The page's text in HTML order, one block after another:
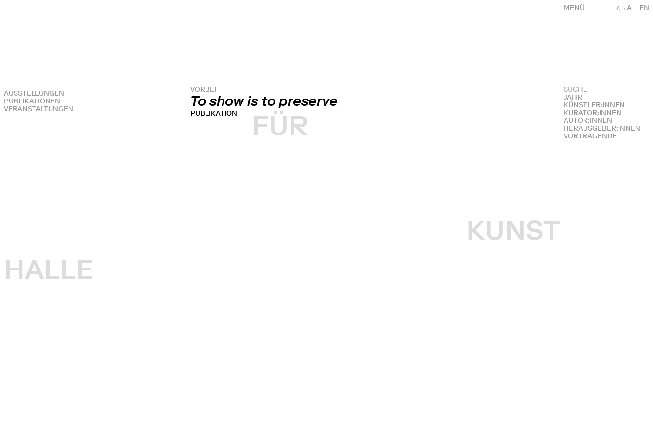
A →A EN
MENÜ
HALLE
FÜR
KUNST
AUSSTELLUNGEN
PUBLIKATIONEN
VERANSTALTUNGEN
JAHR
KÜNSTLER:INNEN
KURATOR:INNEN
AUTOR:INNEN
HERAUSGEBER:INNEN
VORTRAGENDE
VORBEI
To show is to preserve
PUBLIKATION